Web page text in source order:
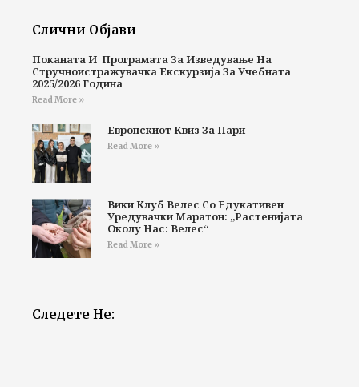
Слични Објави
Поканата И Програмата За Изведување На
Стручноистражувачка Екскурзија За Учебната
2025/2026 Година
Read More »
Европскиот Квиз За Пари
Read More »
Вики Клуб Велес Со Едукативен
Уредувачки Маратон: „Растенијата
Околу Нас: Велес“
Read More »
Следете Не: